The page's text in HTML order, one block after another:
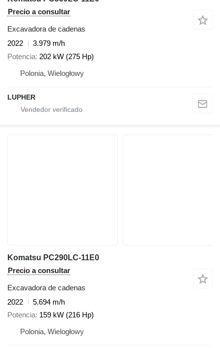
Precio a consultar
Excavadora de cadenas
2022
3.979 m/h
Potencia 202 kW (275 Hp)
Polonia, Wielogłowy
LUPHER
Komatsu PC290LC-11E0
Precio a consultar
Excavadora de cadenas
2022
5.694 m/h
Potencia 159 kW (216 Hp)
Polonia, Wielogłowy